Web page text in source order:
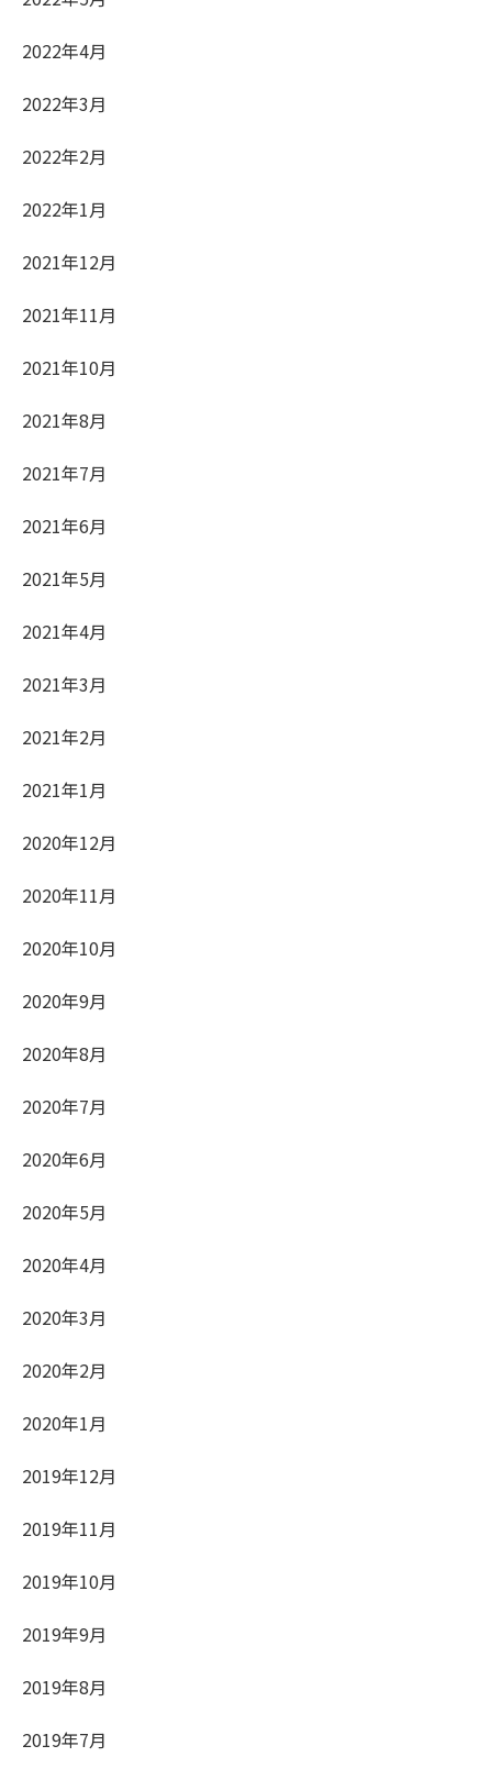
2022年4月
2022年3月
2022年2月
2022年1月
2021年12月
2021年11月
2021年10月
2021年8月
2021年7月
2021年6月
2021年5月
2021年4月
2021年3月
2021年2月
2021年1月
2020年12月
2020年11月
2020年10月
2020年9月
2020年8月
2020年7月
2020年6月
2020年5月
2020年4月
2020年3月
2020年2月
2020年1月
2019年12月
2019年11月
2019年10月
2019年9月
2019年8月
2019年7月